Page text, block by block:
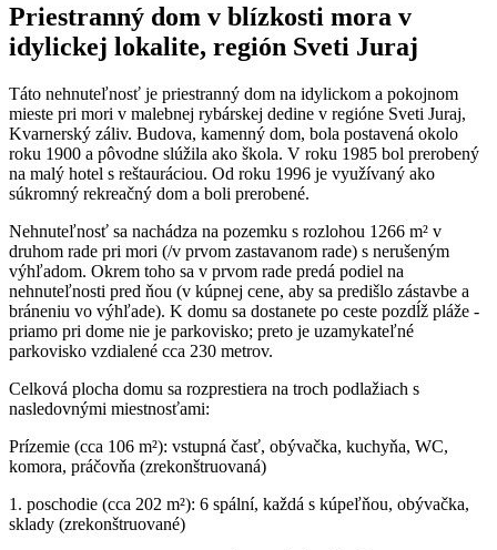
Priestranný dom v blízkosti mora v
idylickej lokalite, región Sveti Juraj
Táto nehnuteľnosť je priestranný dom na idylickom a pokojnom
mieste pri mori v malebnej rybárskej dedine v regióne Sveti Juraj,
Kvarnerský záliv. Budova, kamenný dom, bola postavená okolo
roku 1900 a pôvodne slúžila ako škola. V roku 1985 bol prerobený
na malý hotel s reštauráciou. Od roku 1996 je využívaný ako
súkromný rekreačný dom a boli prerobené.
Nehnuteľnosť sa nachádza na pozemku s rozlohou 1266 m² v
druhom rade pri mori (/v prvom zastavanom rade) s nerušeným
výhľadom. Okrem toho sa v prvom rade predá podiel na
nehnuteľnosti pred ňou (v kúpnej cene, aby sa predišlo zástavbe a
bráneniu vo výhľade). K domu sa dostanete po ceste pozdĺž pláže -
priamo pri dome nie je parkovisko; preto je uzamykateľné
parkovisko vzdialené cca 230 metrov.
Celková plocha domu sa rozprestiera na troch podlažiach s
nasledovnými miestnosťami:
Prízemie (cca 106 m²): vstupná časť, obývačka, kuchyňa, WC,
komora, práčovňa (zrekonštruovaná)
1. poschodie (cca 202 m²): 6 spální, každá s kúpeľňou, obývačka,
sklady (zrekonštruované)